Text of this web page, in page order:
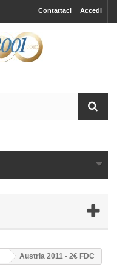
Accedi
Contattaci
Austria 2011 - 2€ FDC